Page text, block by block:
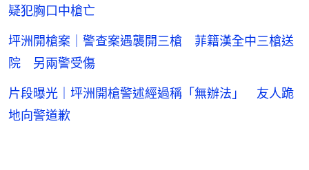
疑犯胸口中槍亡
坪洲開槍案｜警查案遇襲開三槍 菲籍漢全中三槍送
院 另兩警受傷
片段曝光｜坪洲開槍警述經過稱「無辦法」 友人跪
地向警道歉